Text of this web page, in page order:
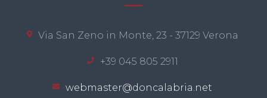
Via San Zeno in Monte, 23 - 37129 Verona
+39 045 805 2911
webmaster@doncalabria.net